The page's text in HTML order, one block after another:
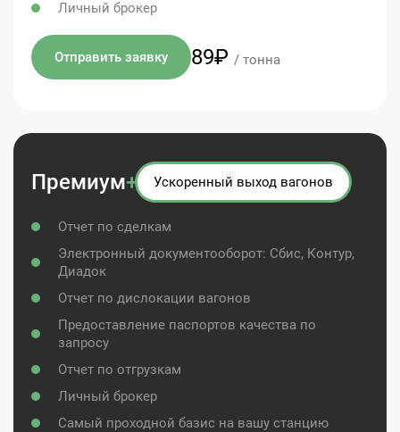
Личный брокер
Отправить заявку 89₽ / тонна
Премиум+ Ускоренный выход вагонов
Отчет по сделкам
Электронный документооборот: Сбис, Контур,
Диадок
Отчет по дислокации вагонов
Предоставление паспортов качества по
запросу
Отчет по отгрузкам
Личный брокер
Самый проходной базис на вашу станцию